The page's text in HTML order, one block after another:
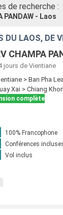
de recherche :
PANDAW - Laos
DU LAOS, DE
CHAMPA
jours de Vientiane
> Ban Pha
Xai > Chiang
complète
100% Francophone
Conférences
Vol inclus